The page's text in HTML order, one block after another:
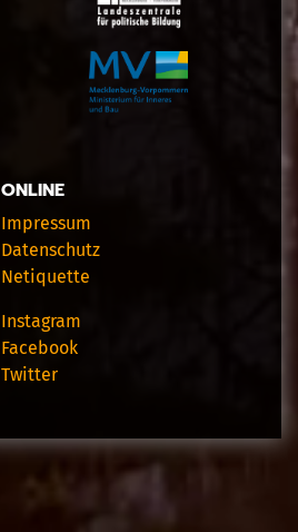
ONLINE
Impressum
Datenschutz
Netiquette
Instagram
Facebook
Twitter